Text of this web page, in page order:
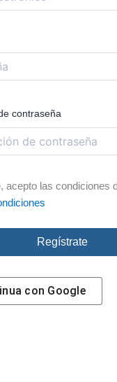
contraseña
acepto las condiciones
Regístrate
con Google